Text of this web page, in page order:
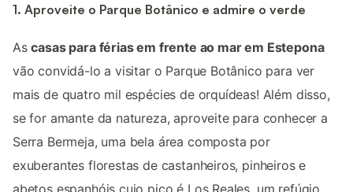
1. Aproveite o Parque Botânico e admire o verde
Ascasas para férias em frente ao mar em Estepona
vão convidá-lo a visitar o Parque Botânico para ver
mais de quatro mil espécies de orquídeas! Além disso,
se for amante da natureza, aproveite para conhecer a
Serra Bermeja, uma bela área composta por
exuberantes florestas de castanheiros, pinheiros e
abetos espanhóis cujo pico é Los Reales, um refúgio